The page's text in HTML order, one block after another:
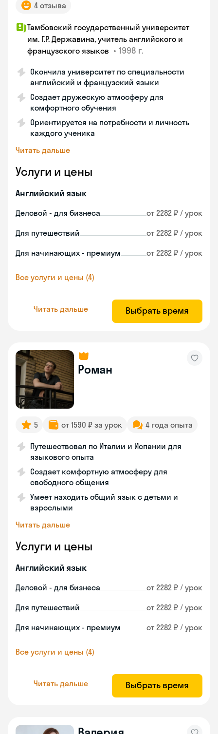
4 отзыва
Тамбовский государственный университет
им. Г.Р. Державина, учитель английского и
французского языков • 1998 г.
Окончила университет по специальности
английский и французский языки
Создает дружескую атмосферу для
комфортного обучения
Ориентируется на потребности и личность
каждого ученика
Читать дальше
Услуги и цены
Английский язык
Деловой - для бизнеса от 2282 ₽ / урок
Для путешествий от 2282 ₽ / урок
Для начинающих - премиум от 2282 ₽ / урок
Все услуги и цены (4)
Читать дальше Выбрать время
Роман
5 от 1590 ₽ за урок 4 года опыта
Путешествовал по Италии и Испании для
языкового опыта
Создает комфортную атмосферу для
свободного общения
Умеет находить общий язык с детьми и
взрослыми
Читать дальше
Услуги и цены
Английский язык
Деловой - для бизнеса от 2282 ₽ / урок
Для путешествий от 2282 ₽ / урок
Для начинающих - премиум от 2282 ₽ / урок
Все услуги и цены (4)
Читать дальше Выбрать время